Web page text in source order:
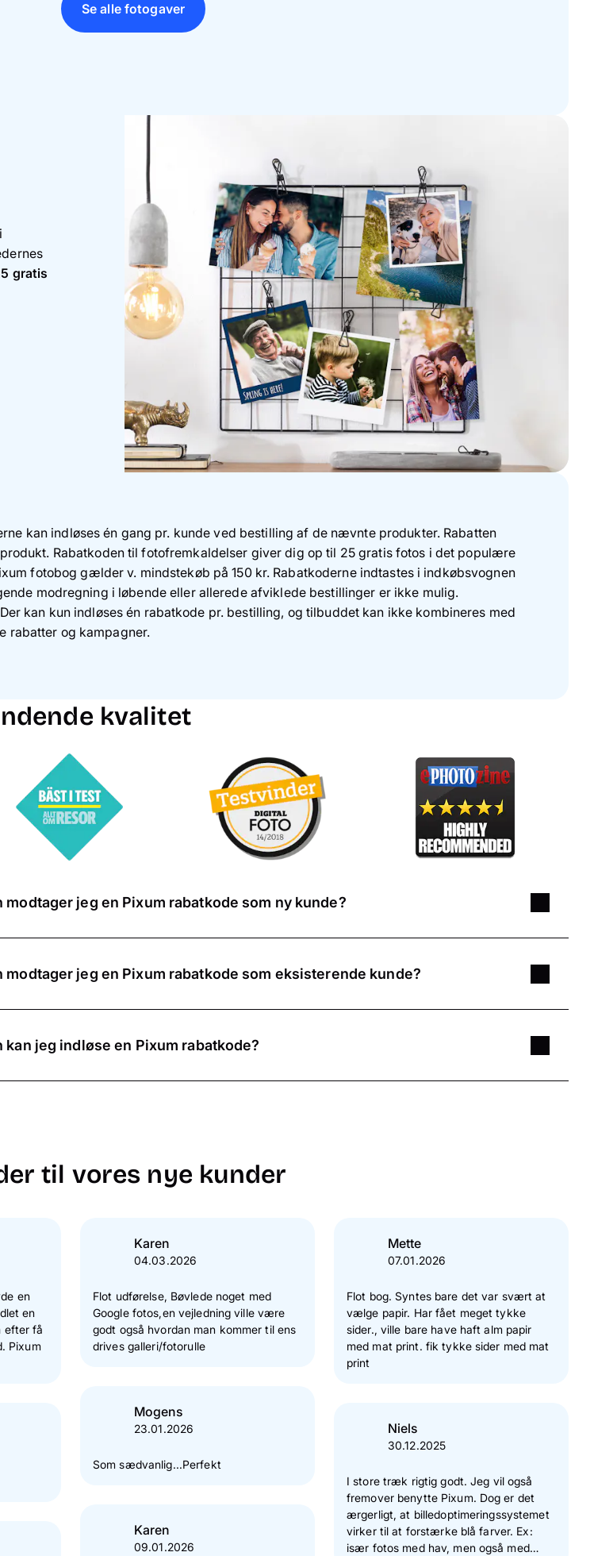
Se alle fotogaver
gratis
kan indløses én gang pr. kunde ved bestilling af de nævnte produkter. Rabatten
Rabatkoden til fotofremkaldelser giver dig op til 25 gratis fotos i det populære
fotobog gælder v. mindstekøb på 150 kr. Rabatkoderne indtastes i indkøbsvognen
modregning i løbende eller allerede afviklede bestillinger er ikke mulig.
kan kun indløses én rabatkode pr. bestilling, og tilbuddet kan ikke kombineres med
rabatter og kampagner.
kvalitet
modtager jeg en Pixum rabatkode som ny kunde?
en fotobog med Pixum for første gang eller ønsker at bestille billeder, kan du her på
en passende kode til din bestilling, som du kan indløse i indkøbskurven. Koden er gyldig
gælder for det respektive fotoprodukt – uanset om du har designet det i softwaren, i
modtager jeg en Pixum rabatkode som eksisterende kunde?
kunde vil du modtage rabatkoder, hvis du har tilmeldt dig nyhedsbrevet. Hos Pixum
om koderne vil blive nævnt i nyhedsbrevets e-mails.
nyhedsbrevet her.
kan jeg indløse en Pixum rabatkode?
dit fotoprodukt og læg det i indkøbskurven. Log ind og tjek din ordre.
til vores nye kunder
en
en
efter få
Pixum
Karen
04.03.2026
Flot udførelse, Bøvlede noget med
Google fotos,en vejledning ville være
godt også hvordan man kommer til ens
drives galleri/fotorulle
Mogens
23.01.2026
Som sædvanlig...Perfekt
Karen
09.01.2026
Mette
07.01.2026
Flot bog. Syntes bare det var svært at
vælge papir. Har fået meget tykke
sider., ville bare have haft alm papir
med mat print. fik tykke sider med mat
print
Niels
30.12.2025
I store træk rigtig godt. Jeg vil også
fremover benytte Pixum. Dog er det
ærgerligt, at billedoptimeringssystemet
virker til at forstærke blå farver. Ex:
især fotos med hav, men også med